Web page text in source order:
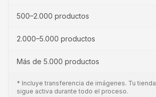
500–2.000 productos
2.000–5.000 productos
Más de 5.000 productos
* Incluye transferencia de imágenes. Tu tienda
sigue activa durante todo el proceso.